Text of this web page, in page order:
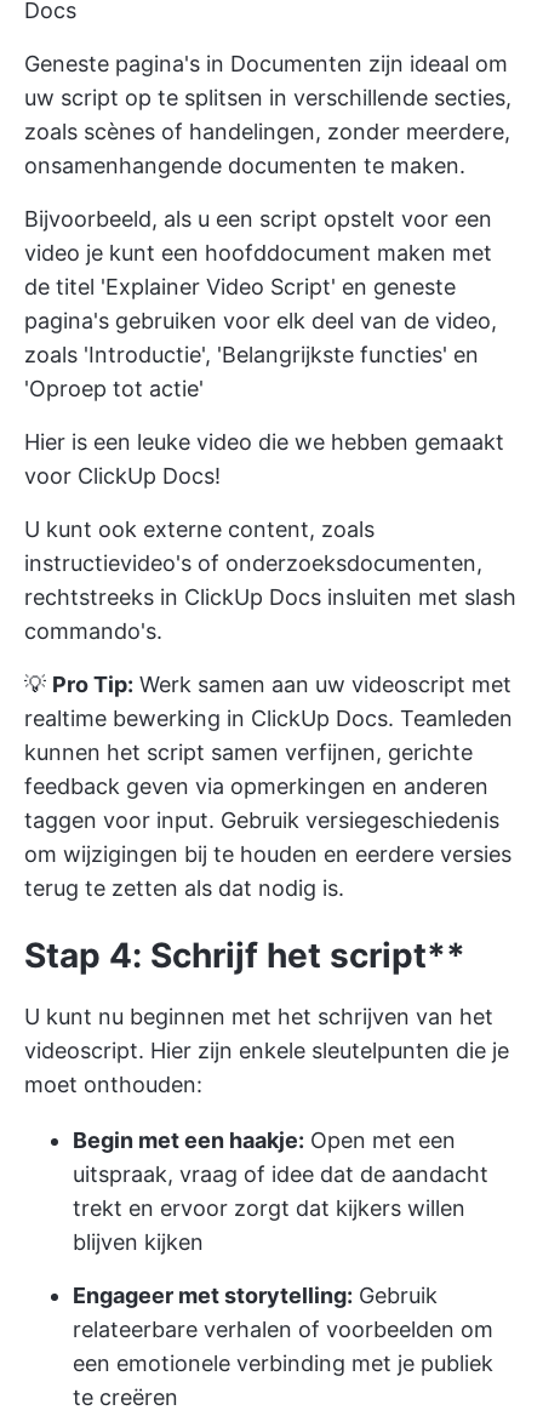
Docs
Geneste pagina's in Documenten zijn ideaal om
uw script op te splitsen in verschillende secties,
zoals scènes of handelingen, zonder meerdere,
onsamenhangende documenten te maken.
Bijvoorbeeld, als u een script opstelt voor een
video je kunt een hoofddocument maken met
de titel 'Explainer Video Script' en geneste
pagina's gebruiken voor elk deel van de video,
zoals 'Introductie', 'Belangrijkste functies' en
'Oproep tot actie'
Hier is een leuke video die we hebben gemaakt
voor ClickUp Docs!
U kunt ook externe content, zoals
instructievideo's of onderzoeksdocumenten,
rechtstreeks in ClickUp Docs insluiten met slash
commando's.
💡 Pro Tip: Werk samen aan uw videoscript met
realtime bewerking in ClickUp Docs. Teamleden
kunnen het script samen verfijnen, gerichte
feedback geven via opmerkingen en anderen
taggen voor input. Gebruik versiegeschiedenis
om wijzigingen bij te houden en eerdere versies
terug te zetten als dat nodig is.
Stap 4: Schrijf het script**
U kunt nu beginnen met het schrijven van het
videoscript. Hier zijn enkele sleutelpunten die je
moet onthouden:
Begin met een haakje: Open met een
uitspraak, vraag of idee dat de aandacht
trekt en ervoor zorgt dat kijkers willen
blijven kijken
Engageer met storytelling: Gebruik
relateerbare verhalen of voorbeelden om
een emotionele verbinding met je publiek
te creëren